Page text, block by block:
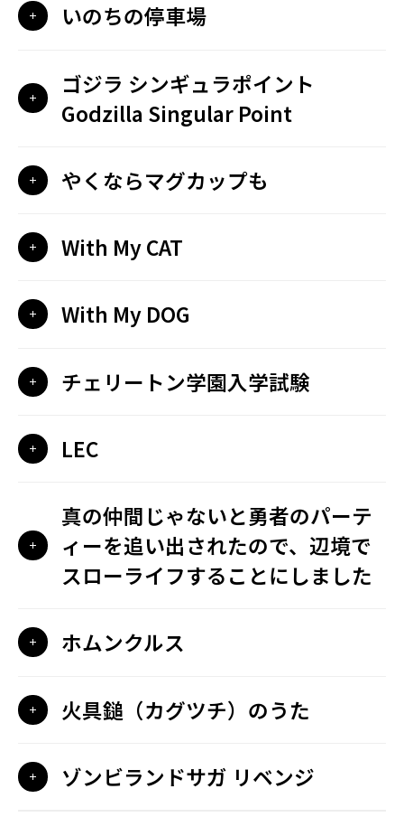
いのちの停車場
ゴジラ シンギュラポイント
Godzilla Singular Point
やくならマグカップも
With My CAT
With My DOG
チェリートン学園入学試験
LEC
真の仲間じゃないと勇者のパーテ
ィーを追い出されたので、辺境で
スローライフすることにしました
ホムンクルス
火具鎚（カグツチ）のうた
ゾンビランドサガ リベンジ